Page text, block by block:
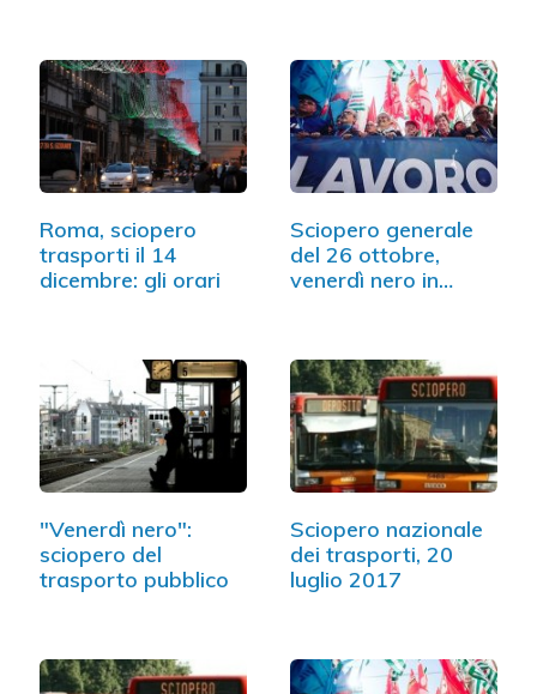
Roma, sciopero
trasporti il 14
dicembre: gli orari
Sciopero generale
del 26 ottobre,
venerdì nero in…
"Venerdì nero":
sciopero del
trasporto pubblico
Sciopero nazionale
dei trasporti, 20
luglio 2017